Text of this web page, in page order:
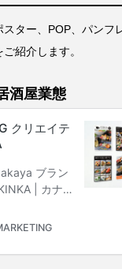
ター、POP、パンフ
紹介します。
酒屋業態